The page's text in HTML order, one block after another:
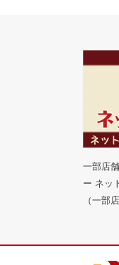
一部店
ー ネッ
（一部